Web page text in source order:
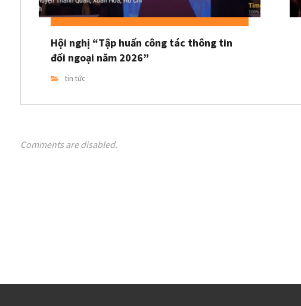
Hội nghị “Tập huấn công tác thông tin
đối ngoại năm 2026”
tin tức
Comments are disabled.